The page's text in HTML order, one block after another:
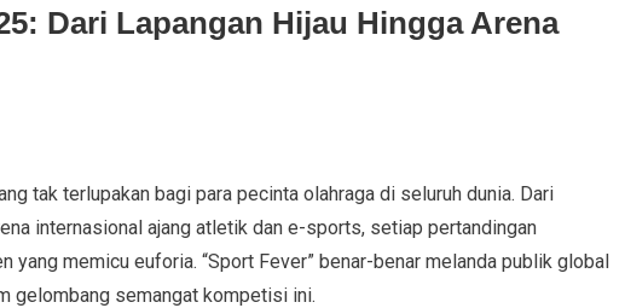
Dari Lapangan Hijau Hingga Arena
tak terlupakan bagi para pecinta olahraga di seluruh dunia. Dari
internasional ajang atletik dan e-sports, setiap pertandingan
yang memicu euforia. “Sport Fever” benar-benar melanda publik global
gelombang semangat kompetisi ini.